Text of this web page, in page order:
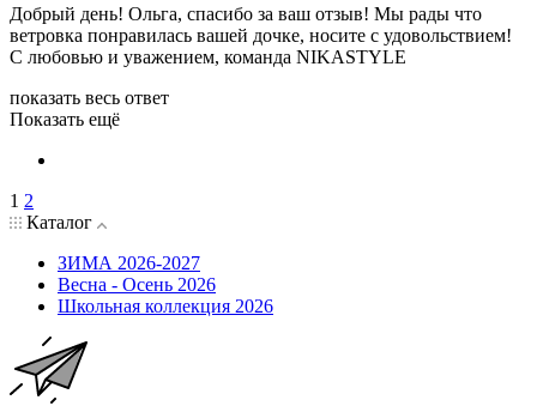
Добрый день! Ольга, спасибо за ваш отзыв! Мы рады что
ветровка понравилась вашей дочке, носите с удовольствием!
С любовью и уважением, команда NIKASTYLE
показать весь ответ
Показать ещё
1 2
Каталог
ЗИМА 2026-2027
Весна - Осень 2026
Школьная коллекция 2026